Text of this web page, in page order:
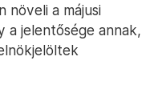
növeli a májusi
a jelentősége annak,